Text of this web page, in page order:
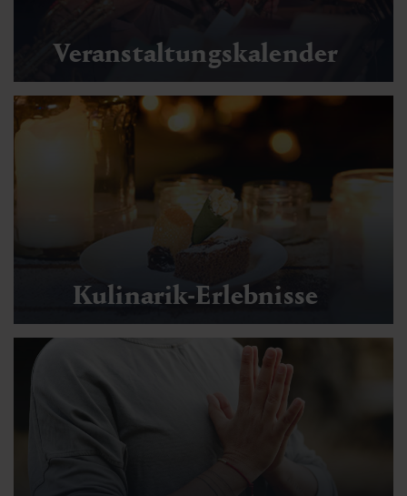
Veranstaltungskalender
Kulinarik-Erlebnisse